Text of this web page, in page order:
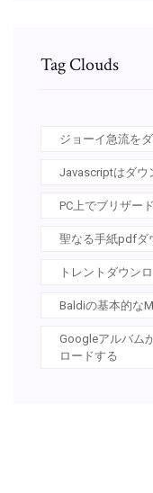
Tag Clouds
ジョーイ急流を
Javascriptはダウ
PC上でブリザー
聖なる手紙pdfダ
トレントダウン
Baldiの基本的な
Googleアルバム
ロードする